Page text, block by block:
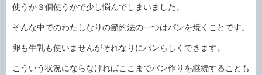
使うか３個使うかで少し悩んでしまいました。
そんな中でのわたしなりの節約法の一つはパンを焼くことです。
卵も牛乳も使いませんがそれなりにパンらしくできます。
こういう状況にならなければここまでパン作りを継続することも